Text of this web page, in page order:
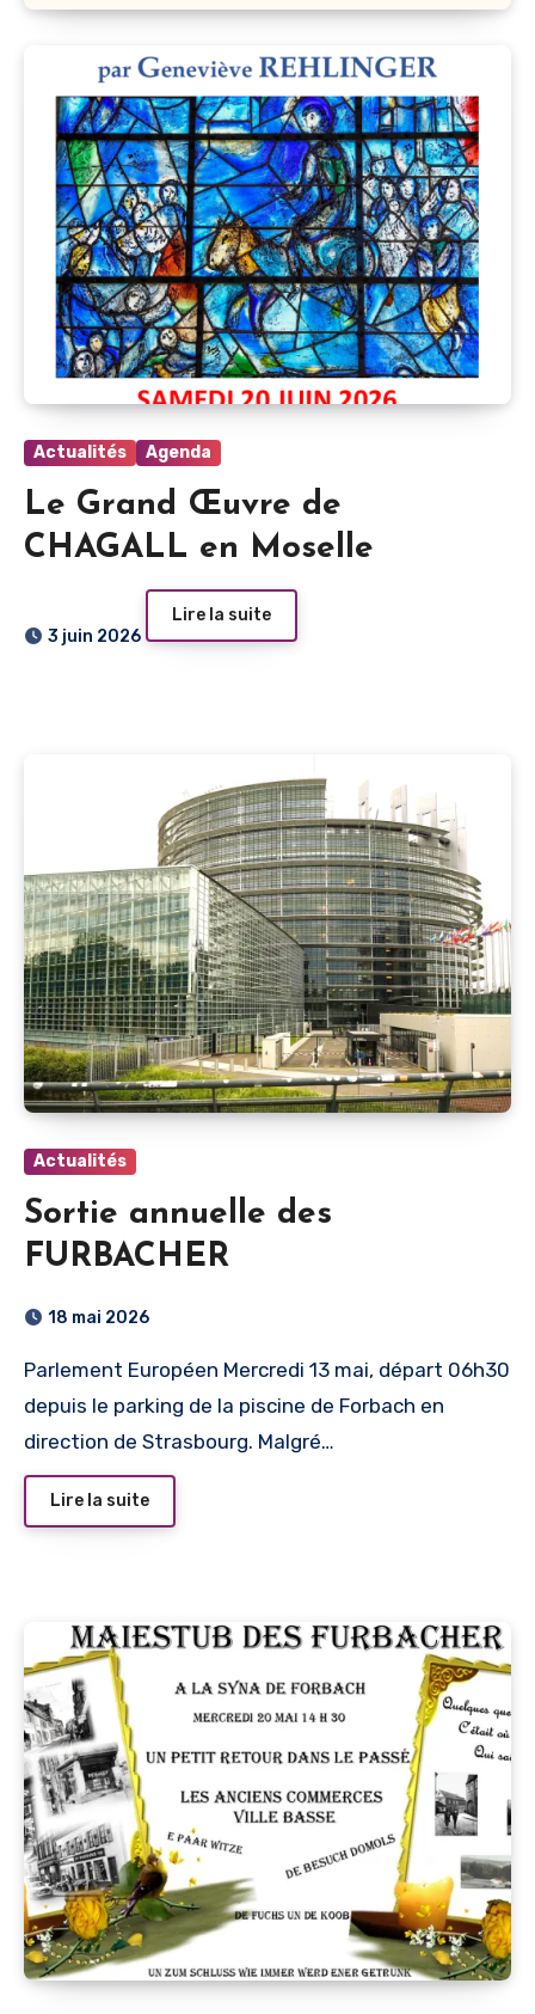
Actualités Agenda
Le Grand Œuvre de
CHAGALL en Moselle
3 juin 2026
Lire la suite
Actualités
Sortie annuelle des
FURBACHER
18 mai 2026
Parlement Européen Mercredi 13 mai, départ 06h30
depuis le parking de la piscine de Forbach en
direction de Strasbourg. Malgré…
Lire la suite